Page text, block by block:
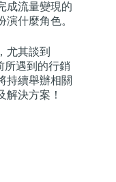
成流量變現的
什麼角色。
尤其談到
所遇到的行銷
持續舉辦相關
解決方案！